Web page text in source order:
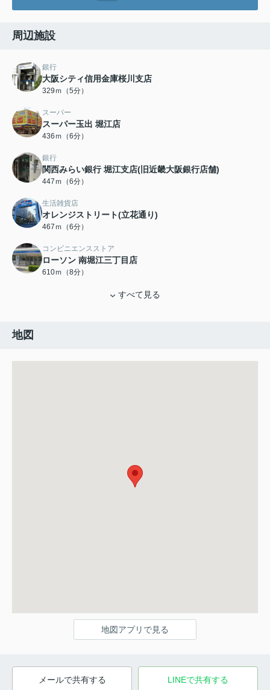
周辺施設
銀行
大阪シティ信用金庫桜川支店
329ｍ（5分）
スーパー
スーパー玉出 堀江店
436ｍ（6分）
銀行
関西みらい銀行 堀江支店(旧近畿大阪銀行店舗)
447ｍ（6分）
生活雑貨店
オレンジストリート(立花通り)
467ｍ（6分）
コンビニエンスストア
ローソン 南堀江三丁目店
610ｍ（8分）
すべて見る
地図
地図アプリで見る
メールで共有する LINEで共有する